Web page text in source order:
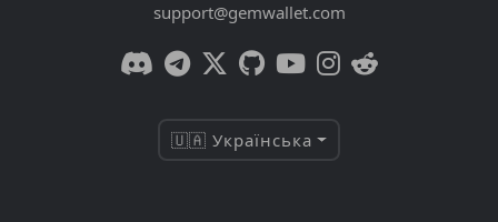
support@gemwallet.com
🇺🇦 Українська